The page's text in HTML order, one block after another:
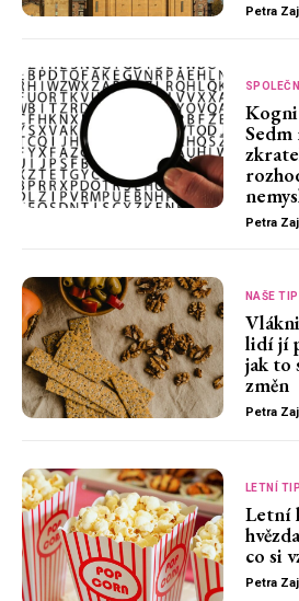
Petra
Sedm
Petra
NAŠE
lidí jí
jak to
změn
Petra
LETNÍ
Letní
co si
Petra